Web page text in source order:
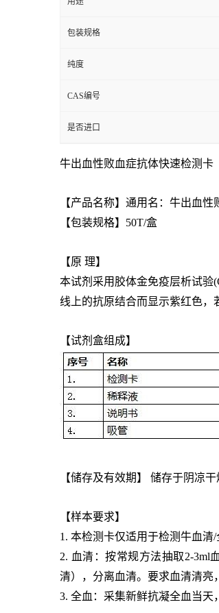
包装规格
纯度
CAS编号
是否进口
牛出血性败血症抗体快速检测卡
【产品名称】通用名：牛出血性
【包装规格】50T/盒
【原 理】
本试剂采用胶体金免疫层析试验
线上的抗原结合而显示紫红色，
【试剂盒组成】
【储存及有效期】 储存于阴凉
【样本要求】
1. 本检测卡仅适用于检测牛血清/
2. 血清：按常规方法抽取2-3ml
清），分离血清。要求血清清
3. 全血：采集新鲜抗凝全血当天